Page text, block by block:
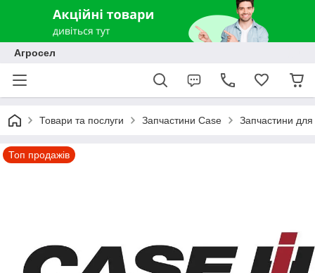
Агросел
Товари та послуги Запчастини Case Запчастини для
Топ продажів